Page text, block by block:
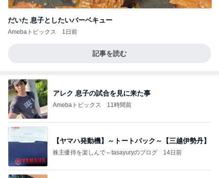
だいた 息子としたいバーベキュー
Amebaトピックス 1日前
記事を読む
アレク 息子の試合を見に来た事
Amebaトピックス 11時間前
【ヤマハ発動機】～トートバック～【三越伊勢丹】
株主優待を楽しんで～tasayuryのブログ 14日前